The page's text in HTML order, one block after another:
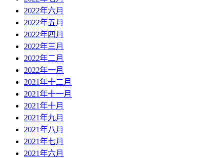
2022年六月
2022年五月
2022年四月
2022年三月
2022年二月
2022年一月
2021年十二月
2021年十一月
2021年十月
2021年九月
2021年八月
2021年七月
2021年六月